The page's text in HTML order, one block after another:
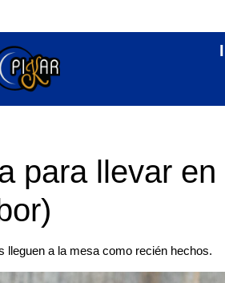
para llevar
lleguen a la mesa como recién hechos.